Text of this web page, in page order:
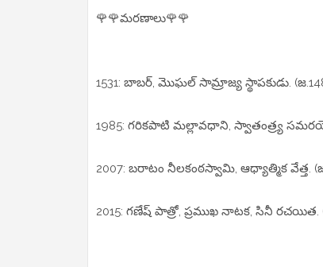
🌹🌹మరణాలు🌹🌹
1531: బాబర్, మొఘల్ సామ్రాజ్య స్థాపకుడు.
1985: గరికపాటి మల్లావధాని, స్వాతంత్ర్య
2007: బరాటం నీలకంఠస్వామి, ఆధ్యాత్మిక వేత్త.
2015: గణేష్ పాత్రో, ప్రముఖ నాటక, సినీ రచయిత.